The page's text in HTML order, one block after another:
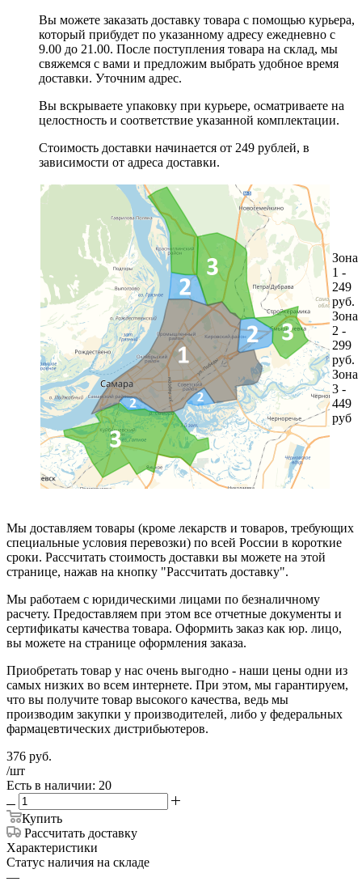
Вы можете заказать доставку товара с помощью курьера,
который прибудет по указанному адресу ежедневно с
9.00 до 21.00. После поступления товара на склад, мы
свяжемся с вами и предложим выбрать удобное время
доставки. Уточним адрес.
Вы вскрываете упаковку при курьере, осматриваете на
целостность и соответствие указанной комплектации.
Стоимость доставки начинается от 249 рублей, в
зависимости от адреса доставки.
Зона
1 -
249
руб.
Зона
2 -
299
руб.
Зона
3 -
449
руб
Мы доставляем товары (кроме лекарств и товаров, требующих
специальные условия перевозки) по всей России в короткие
сроки. Рассчитать стоимость доставки вы можете на этой
странице, нажав на кнопку "Рассчитать доставку".
Мы работаем с юридическими лицами по безналичному
расчету. Предоставляем при этом все отчетные документы и
сертификаты качества товара. Оформить заказ как юр. лицо,
вы можете на странице оформления заказа.
Приобретать товар у нас очень выгодно - наши цены одни из
самых низких во всем интернете. При этом, мы гарантируем,
что вы получите товар высокого качества, ведь мы
производим закупки у производителей, либо у федеральных
фармацевтических дистрибьютеров.
376 руб.
/шт
Есть в наличии: 20
Купить
Рассчитать доставку
Характеристики
Статус наличия на складе
—